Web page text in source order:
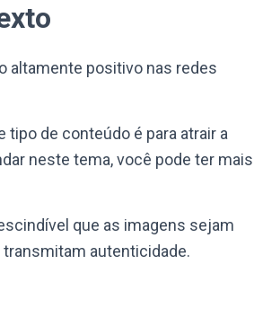
altamente positivo nas redes
de conteúdo é para atrair a
neste tema, você pode ter mais
que as imagens sejam
autenticidade.